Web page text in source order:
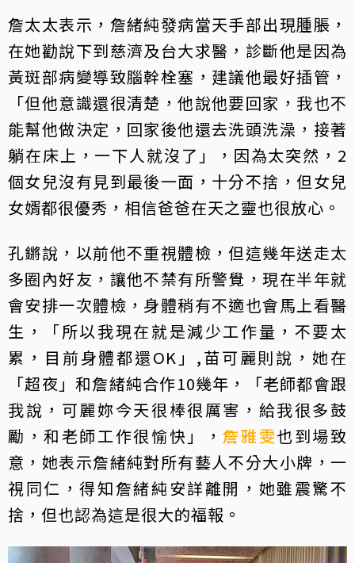
詹太太表示，詹緒純發病當天手部出現腫脹，
在她勸說下到慈濟及台大求醫，診斷他是因為
黃斑部病變導致腦幹栓塞，建議他最好插管，
「但他意識還很清楚，他說他要回家，我也不
能幫他做決定，回家後他還去洗頭洗澡，接著
躺在床上，一下人就沒了」，因為太突然，2
個女兒沒有見到最後一面，十分不捨，但女兒
女婿都很優秀，相信爸爸在天之靈也很放心。
孔鏘說，以前他不重視體檢，但這幾年送走太
多圈內好友，讓他不禁有所警覺，現在半年就
會安排一次體檢，身體稍有不適也會馬上看醫
生，「所以我現在就是減少工作量，不要太
累，目前身體都還OK」,苗可麗則說，她在
「超夜」和詹緒純合作10幾年，「老師都會跟
我說，可麗妳今天很棒很厲害，給我很多鼓
勵，和老師工作很愉快」，詹雅雯也到場致
意，她表示詹緒純對所有藝人不分大小牌，一
視同仁，得知詹緒純安詳離開，她雖震驚不
捨，但也認為這是很大的福報。